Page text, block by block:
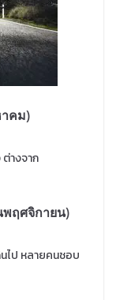
คม)
างจาก
พฤศจิกายน)
ไป หลายคนชอบ